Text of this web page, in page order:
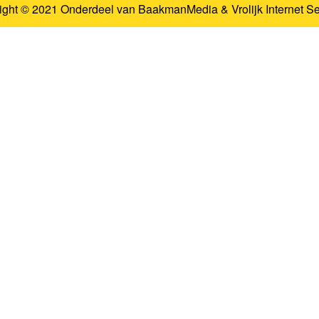
© 2021 Onderdeel van BaakmanMedia& Vrolijk Internet